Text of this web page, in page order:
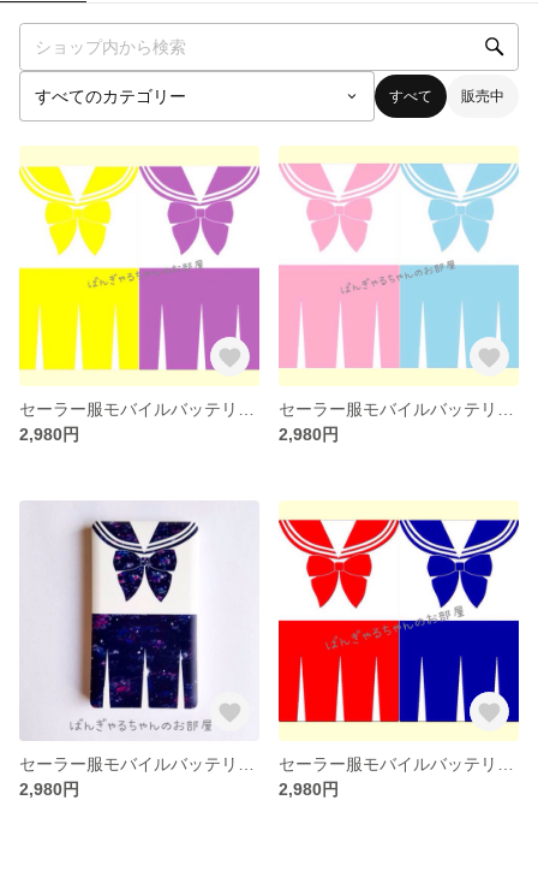
すべて 販売中
2,980円
2,980円
2,980円
2,980円